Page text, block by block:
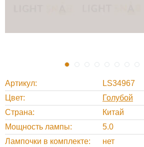
Артикул
LS34967
Цвет
Голубой
Страна
Китай
Мощность лампы
5.0
Лампочки в комплекте
нет